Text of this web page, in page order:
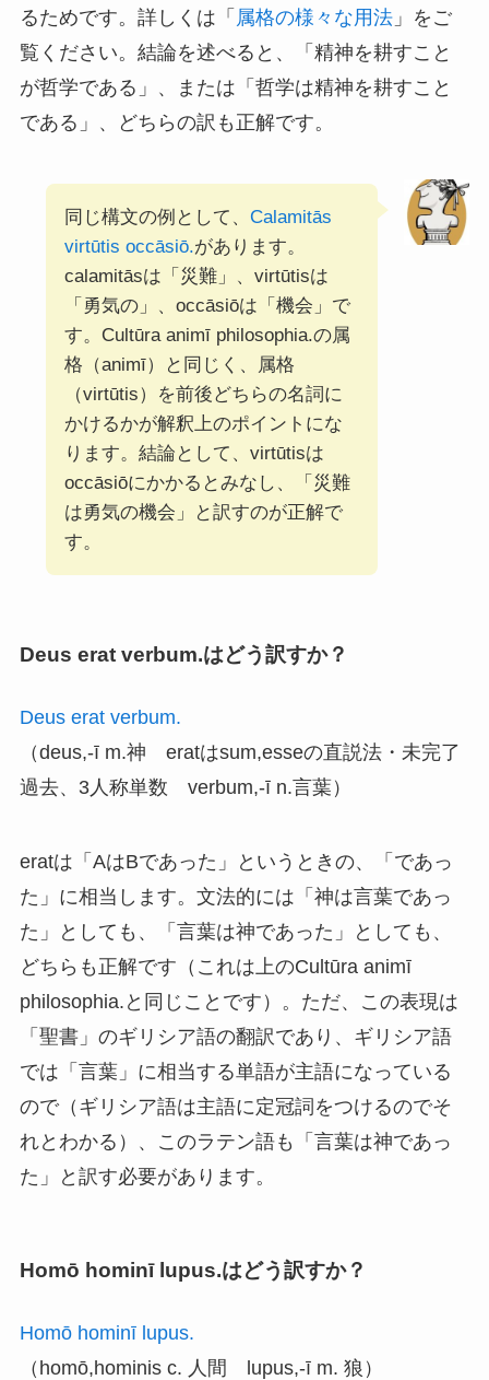
るためです。詳しくは「 属格の様々な用法」をご
覧ください。結論を述べると、「精神を耕すこと
が哲学である」、または「哲学は精神を耕すこと
である」、どちらの訳も正解です。
同じ構文の例として、 Calamitās
virtūtis occāsiō.があります。
calamitāsは「災難」、virtūtisは
「勇気の」、occāsiōは「機会」で
す。Cultūra animī philosophia.の属
格（animī）と同じく、属格
（virtūtis）を前後どちらの名詞に
かけるかが解釈上のポイントにな
ります。結論として、virtūtisは
occāsiōにかかるとみなし、「災難
は勇気の機会」と訳すのが正解で
す。
Deus erat verbum.はどう訳すか？
Deus erat verbum.
（deus,-ī m.神 eratはsum,esseの直説法・未完了
過去、3人称単数 verbum,-ī n.言葉）
eratは「AはBであった」というときの、「であっ
た」に相当します。文法的には「神は言葉であっ
た」としても、「言葉は神であった」としても、
どちらも正解です（これは上のCultūra animī
philosophia.と同じことです）。ただ、この表現は
「聖書」のギリシア語の翻訳であり、ギリシア語
では「言葉」に相当する単語が主語になっている
ので（ギリシア語は主語に定冠詞をつけるのでそ
れとわかる）、このラテン語も「言葉は神であっ
た」と訳す必要があります。
Homō hominī lupus.はどう訳すか？
Homō hominī lupus.
（homō,hominis c. 人間 lupus,-ī m. 狼）